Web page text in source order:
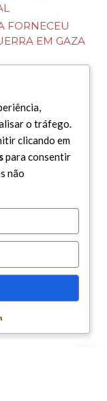
FORNECEU
EM GAZA
DE
NA
A LUTA DO
PERSA DE
o tráfego.
clicando em
para consentir
não